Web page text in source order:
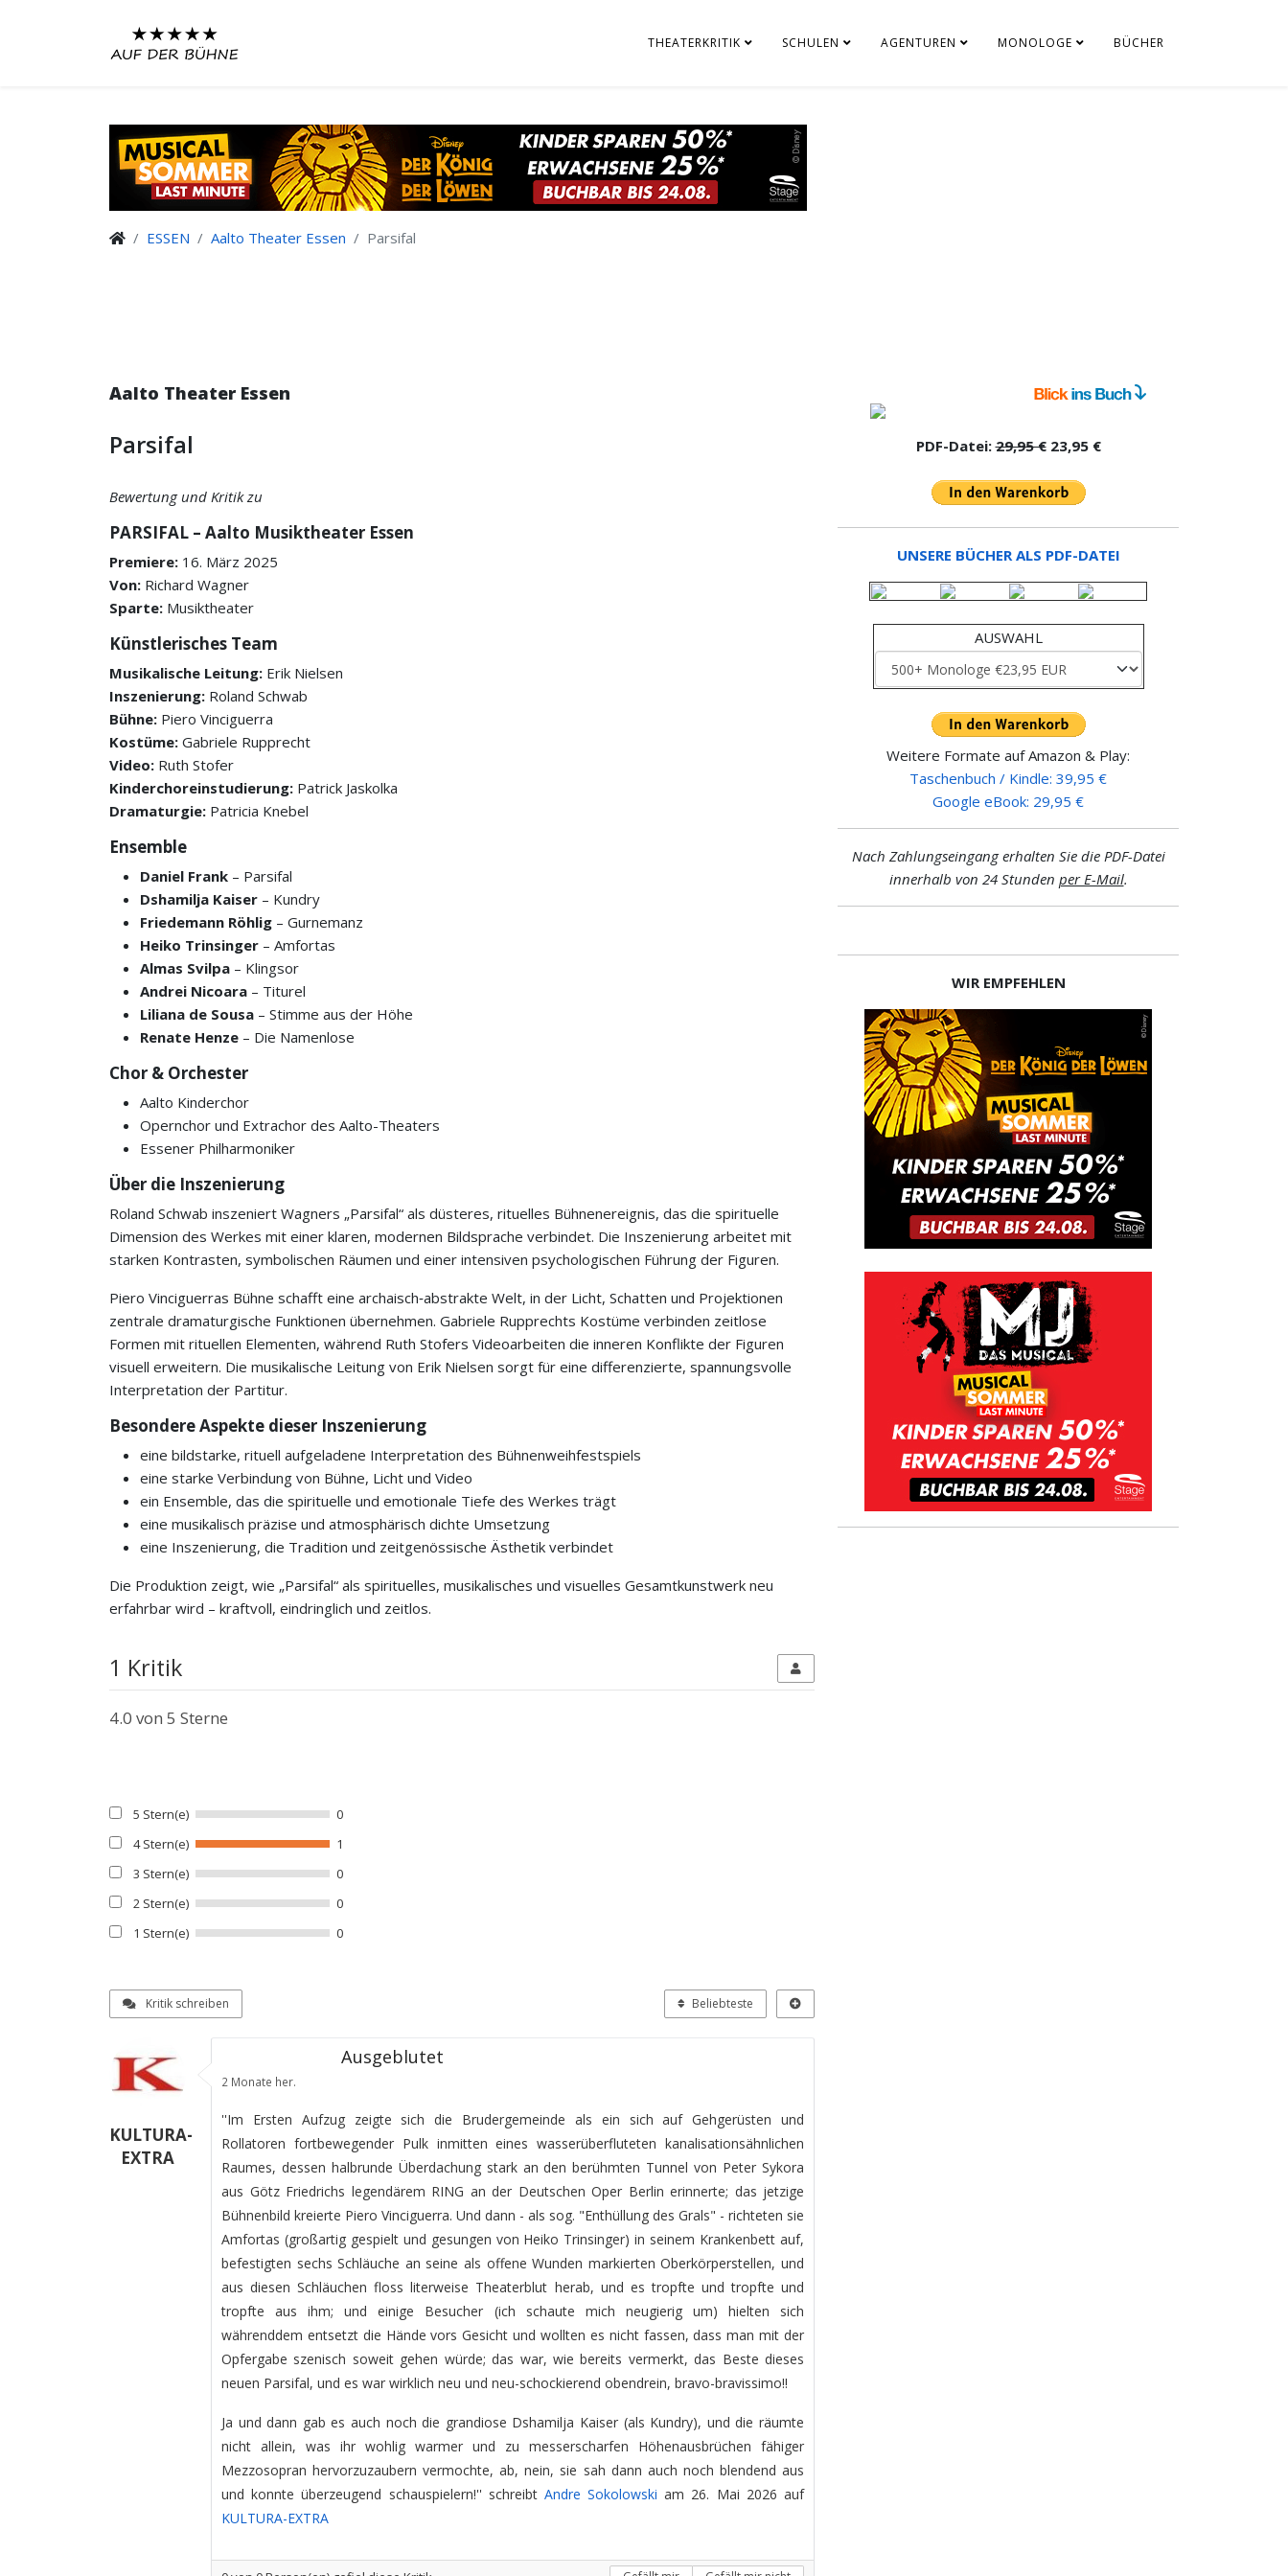
THEATERKRITIK SCHULEN AGENTUREN MONOLOGE BÜCHER
ESSEN Aalto Theater Essen Parsifal
Aalto Theater Essen
Parsifal
Bewertung und Kritik zu
PARSIFAL – Aalto Musiktheater Essen
Premiere: 16. März 2025
Von: Richard Wagner
Sparte: Musiktheater
Künstlerisches Team
Musikalische Leitung: Erik Nielsen
Inszenierung: Roland Schwab
Bühne: Piero Vinciguerra
Kostüme: Gabriele Rupprecht
Video: Ruth Stofer
Kinderchoreinstudierung: Patrick Jaskolka
Dramaturgie: Patricia Knebel
Ensemble
Daniel Frank – Parsifal
Dshamilja Kaiser – Kundry
Friedemann Röhlig – Gurnemanz
Heiko Trinsinger – Amfortas
Almas Svilpa – Klingsor
Andrei Nicoara – Titurel
Liliana de Sousa – Stimme aus der Höhe
Renate Henze – Die Namenlose
Chor & Orchester
Aalto Kinderchor
Opernchor und Extrachor des Aalto-Theaters
Essener Philharmoniker
Über die Inszenierung
Roland Schwab inszeniert Wagners „Parsifal“ als düsteres, rituelles Bühnenereignis, das die spirituelle
Dimension des Werkes mit einer klaren, modernen Bildsprache verbindet. Die Inszenierung arbeitet mit
starken Kontrasten, symbolischen Räumen und einer intensiven psychologischen Führung der Figuren.
Piero Vinciguerras Bühne schafft eine archaisch‑abstrakte Welt, in der Licht, Schatten und Projektionen
zentrale dramaturgische Funktionen übernehmen. Gabriele Rupprechts Kostüme verbinden zeitlose
Formen mit rituellen Elementen, während Ruth Stofers Videoarbeiten die inneren Konflikte der Figuren
visuell erweitern. Die musikalische Leitung von Erik Nielsen sorgt für eine differenzierte, spannungsvolle
Interpretation der Partitur.
Besondere Aspekte dieser Inszenierung
eine bildstarke, rituell aufgeladene Interpretation des Bühnenweihfestspiels
eine starke Verbindung von Bühne, Licht und Video
ein Ensemble, das die spirituelle und emotionale Tiefe des Werkes trägt
eine musikalisch präzise und atmosphärisch dichte Umsetzung
eine Inszenierung, die Tradition und zeitgenössische Ästhetik verbindet
Die Produktion zeigt, wie „Parsifal“ als spirituelles, musikalisches und visuelles Gesamtkunstwerk neu
erfahrbar wird – kraftvoll, eindringlich und zeitlos.
1 Kritik
4.0 von 5 Sterne
5 Stern(e)
0
4 Stern(e)
1
3 Stern(e)
0
2 Stern(e)
0
1 Stern(e)
0
Kritik schreiben Beliebteste
KULTURA-
EXTRA
Ausgeblutet
2 Monate her.
''Im Ersten Aufzug zeigte sich die Brudergemeinde als ein sich auf Gehgerüsten und
Rollatoren fortbewegender Pulk inmitten eines wasserüberfluteten kanalisationsähnlichen
Raumes, dessen halbrunde Überdachung stark an den berühmten Tunnel von Peter Sykora
aus Götz Friedrichs legendärem RING an der Deutschen Oper Berlin erinnerte; das jetzige
Bühnenbild kreierte Piero Vinciguerra. Und dann - als sog. "Enthüllung des Grals" - richteten sie
Amfortas (großartig gespielt und gesungen von Heiko Trinsinger) in seinem Krankenbett auf,
befestigten sechs Schläuche an seine als offene Wunden markierten Oberkörperstellen, und
aus diesen Schläuchen floss literweise Theaterblut herab, und es tropfte und tropfte und
tropfte aus ihm; und einige Besucher (ich schaute mich neugierig um) hielten sich
währenddem entsetzt die Hände vors Gesicht und wollten es nicht fassen, dass man mit der
Opfergabe szenisch soweit gehen würde; das war, wie bereits vermerkt, das Beste dieses
neuen Parsifal, und es war wirklich neu und neu-schockierend obendrein, bravo-bravissimo!!
Ja und dann gab es auch noch die grandiose Dshamilja Kaiser (als Kundry), und die räumte
nicht allein, was ihr wohlig warmer und zu messerscharfen Höhenausbrüchen fähiger
Mezzosopran hervorzuzaubern vermochte, ab, nein, sie sah dann auch noch blendend aus
und konnte überzeugend schauspielern!'' schreibt Andre Sokolowski am 26. Mai 2026 auf
KULTURA-EXTRA
PDF-Datei:29,95 €23,95 €
UNSERE BÜCHER ALS PDF-DATEI
AUSWAHL
Weitere Formate auf Amazon & Play:
Taschenbuch / Kindle: 39,95 €
Google eBook: 29,95 €
Nach Zahlungseingang erhalten Sie die PDF-Datei
innerhalb von 24 Stunden per E-Mail.
WIR EMPFEHLEN